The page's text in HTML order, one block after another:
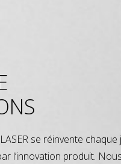
se réinvente
l’innovation produit. Nous